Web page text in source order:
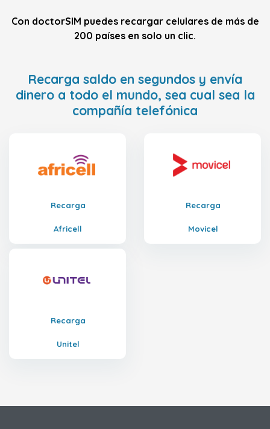
Con doctorSIM puedes recargar celulares de más de
200 países en solo un clic.
Recarga saldo en segundos y envía
dinero a todo el mundo, sea cual sea la
compañía telefónica
Recarga
Africell
Recarga
Movicel
Recarga
Unitel